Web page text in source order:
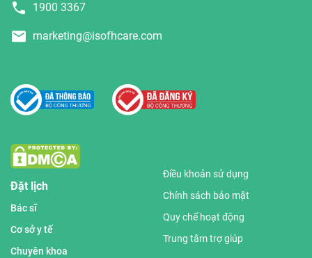
1900 3367
marketing@isofhcare.com
Đặt lịch
Bác sĩ
Cơ sở y tế
Chuyên khoa
Điều khoản sử dụng
Chính sách bảo mật
Quy chế hoạt động
Trung tâm trợ giúp